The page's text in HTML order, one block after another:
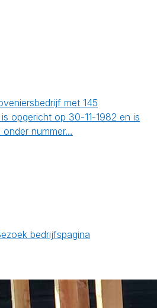
met 145
opgericht op 30-11-1982 en is
nummer…
bedrijfspagina